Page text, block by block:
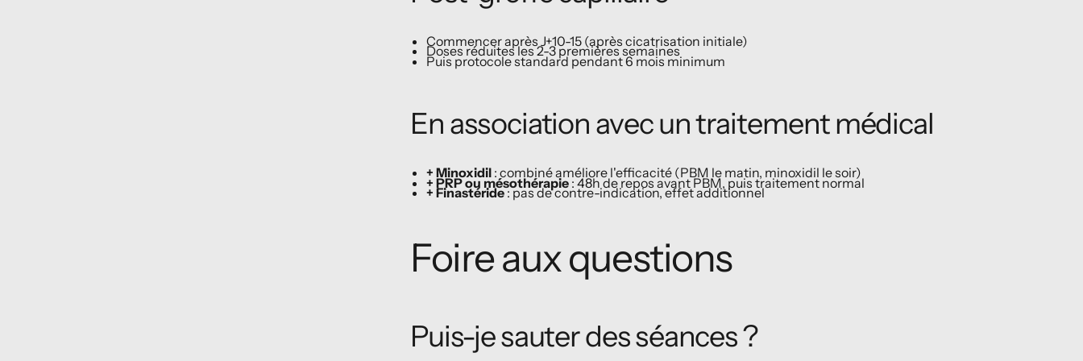
Commencer après J+10-15 (après cicatrisation initiale)
Doses réduites les 2-3 premières semaines
Puis protocole standard pendant 6 mois minimum
En association avec un traitement médical
+ Minoxidil: combiné améliore l'efficacité (PBM le matin, minoxidil le soir)
+ PRP ou mésothérapie: 48h de repos avant PBM, puis traitement normal
+ Finastéride: pas de contre-indication, effet additionnel
Foire aux questions
Puis-je sauter des séances ?